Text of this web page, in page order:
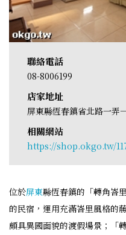
聯絡電話
08-8006199
店家地址
屏東縣恆春鎮省北路一弄
相關網站
https://shop.okgo.tw/
位於屏東縣恆春鎮的「轉角峇
的民宿，運用充滿峇里風格的
頗具異國面貌的渡假場景；「